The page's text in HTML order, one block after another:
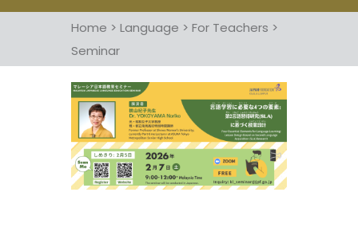
Home > Language > For Teachers >
Seminar